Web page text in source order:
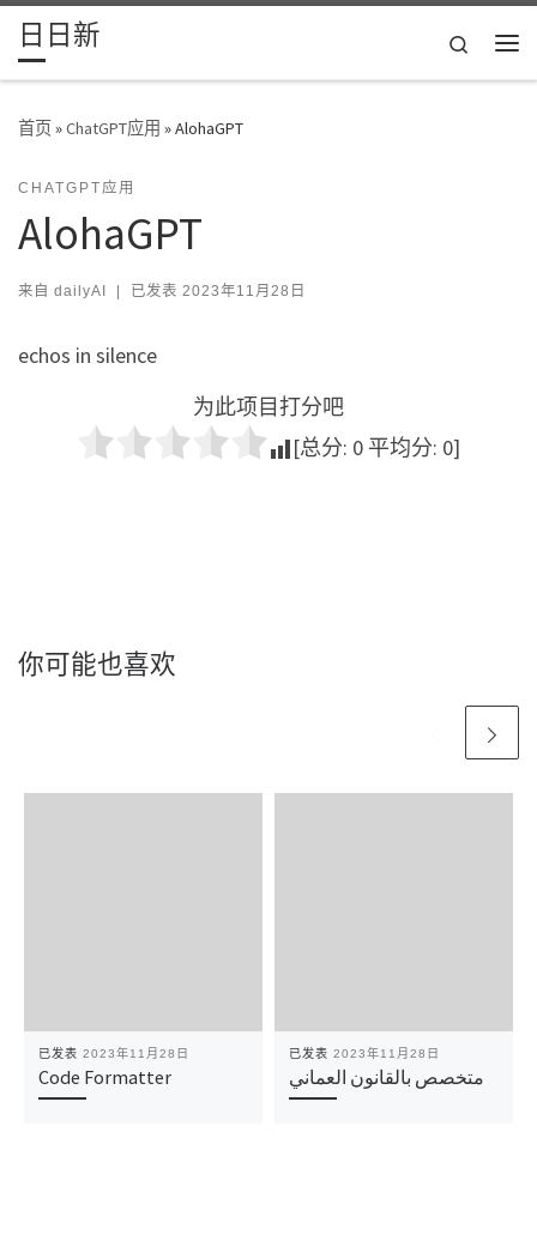
Skip to content
日日新
Search
首页»ChatGPT应用 »AlohaGPT
CHATGPT应用
AlohaGPT
来自 dailyAI | 已发表 2023年11月28日
echos in silence
为此项目打分吧
[总分: 0 平均分: 0]
你可能也喜欢
已发表 2023年11月28日
Code Formatter
已发表 2023年11月28日
متخصص بالقانون العماني